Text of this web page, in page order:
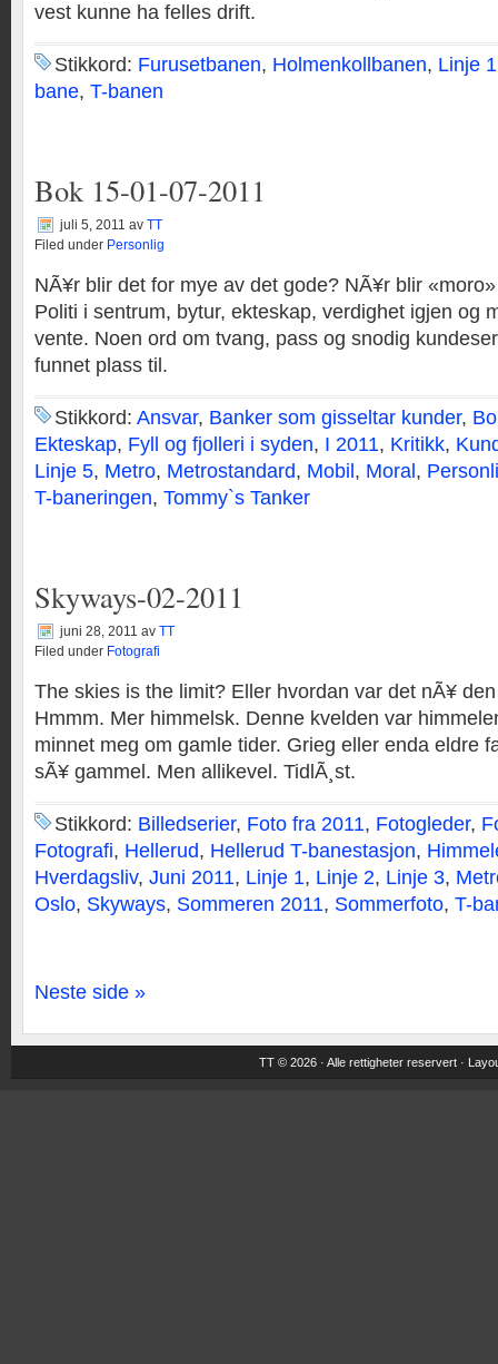
vest kunne ha felles drift.
Stikkord: Furusetbanen, Holmenkollbanen, Linje 1
bane, T-banen
Bok 15-01-07-2011
juli 5, 2011 av TT
Filed under Personlig
NÃ¥r blir det for mye av det gode? NÃ¥r blir
Politi i sentrum, bytur, ekteskap, verdighet igjen og
vente. Noen ord om tvang, pass og snodig
funnet plass til.
Stikkord: Ansvar, Banker som gisseltar kunder,
Ekteskap, Fyll og fjolleri i syden, I 2011, Kritikk,
Linje 5, Metro, Metrostandard, Mobil , Moral ,
T-baneringen, Tommy`s Tanker
Skyways-02-2011
juni 28, 2011 av TT
Filed under Fotografi
The skies is the limit? Eller hvordan var det nÃ¥
Hmmm. Mer himmelsk. Denne kvelden var
minnet meg om gamle tider. Grieg eller enda eldre
sÃ¥ gammel. Men allikevel. TidlÃ¸st.
Stikkord: Billedserier, Foto fra 2011, Fotogleder,
Fotografi, Hellerud, Hellerud T-banestasjon,
Hverdagsliv, Juni 2011, Linje 1, Linje 2, Linje 3,
Oslo, Skyways, Sommeren 2011, Sommerfoto, T-
Neste side »
TT © 2026 · Alle rettigheter reservert ·